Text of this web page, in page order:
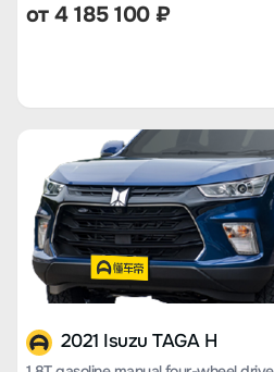
от 4 185 100 ₽
2021 Isuzu TAGA H